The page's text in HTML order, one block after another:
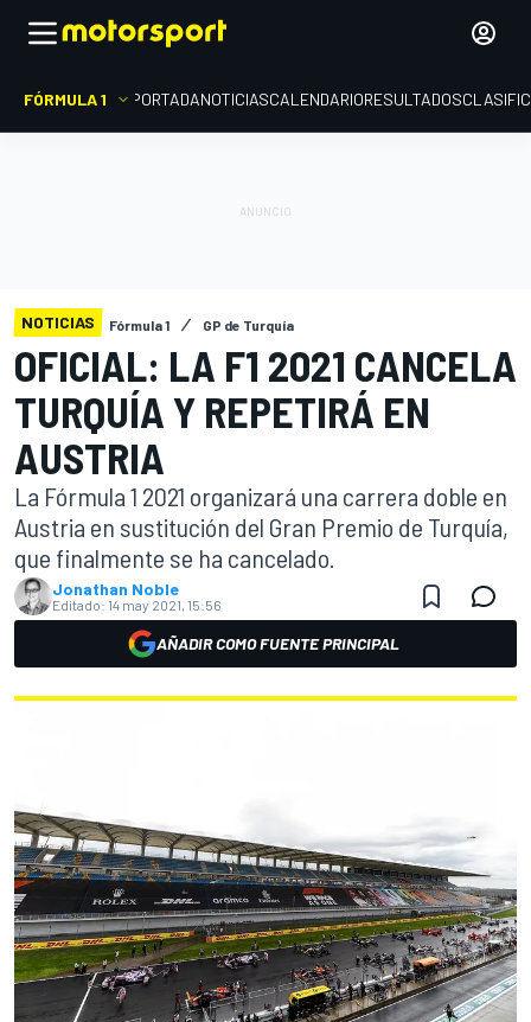
FÓRMULA 1 PORTADANOTICIASCALENDARIORESULTADOS
NOTICIAS Fórmula 1 GP de Turquía
OFICIAL: LA F1 2021 CANCELA
TURQUÍA Y REPETIRÁ EN
AUSTRIA
La Fórmula 1 2021 organizará una carrera doble en
Austria en sustitución del Gran Premio de Turquía,
que finalmente se ha cancelado.
Jonathan Noble
Editado: 14 may 2021, 15:56
AÑADIR COMO FUENTE PRINCIPAL